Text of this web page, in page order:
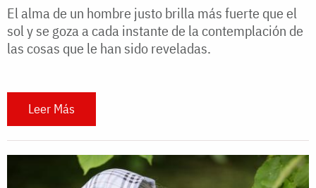
El alma de un hombre justo brilla más fuerte que el
sol y se goza a cada instante de la contemplación de
las cosas que le han sido reveladas.
Leer Más